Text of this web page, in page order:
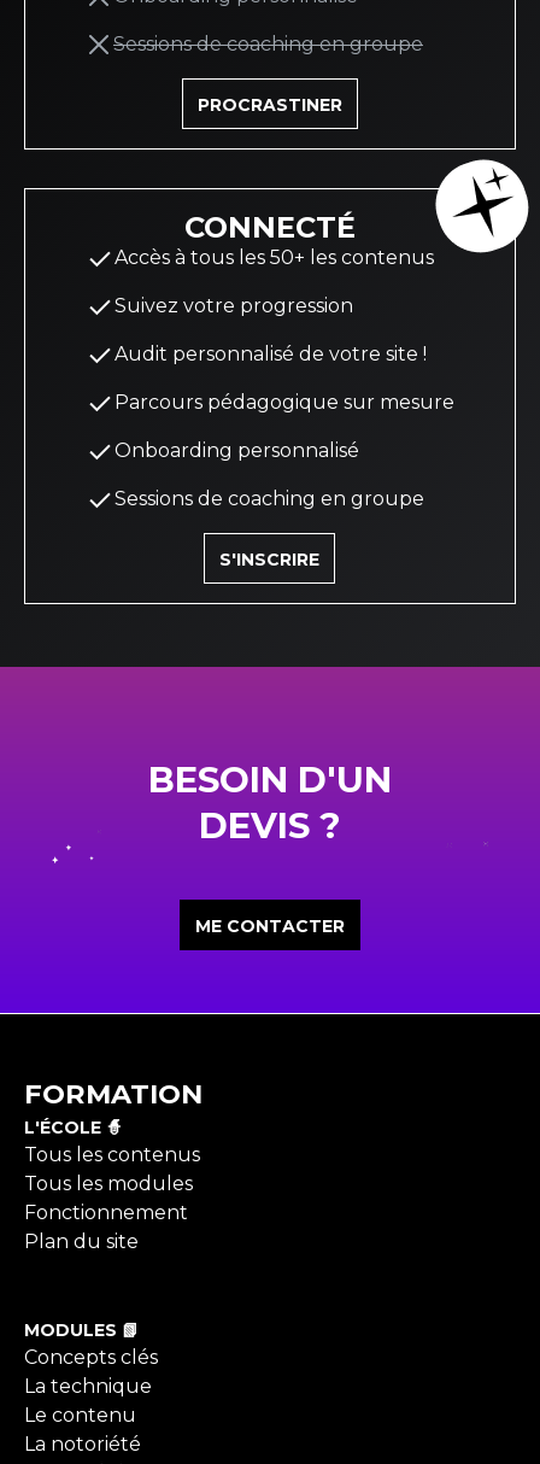
Sessions de coaching en groupe
PROCRASTINER
CONNECTÉ
Accès à tous les 50+ les contenus
Suivez votre progression
Audit personnalisé de votre site !
Parcours pédagogique sur mesure
Onboarding personnalisé
Sessions de coaching en groupe
S'INSCRIRE
BESOIN D'UN
DEVIS ?
ME CONTACTER
FORMATION
L'ÉCOLE 🧙
Tous les contenus
Tous les modules
Fonctionnement
Plan du site
MODULES 📗
Concepts clés
La technique
Le contenu
La notoriété